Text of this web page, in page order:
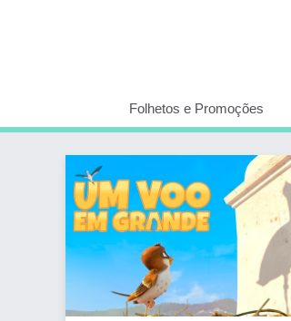
Folhetos e Promoções